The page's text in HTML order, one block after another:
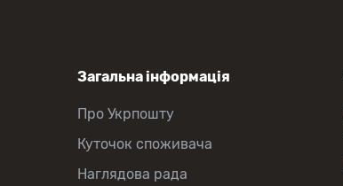
Загальна інформація
Про Укрпошту
Куточок споживача
Наглядова рада